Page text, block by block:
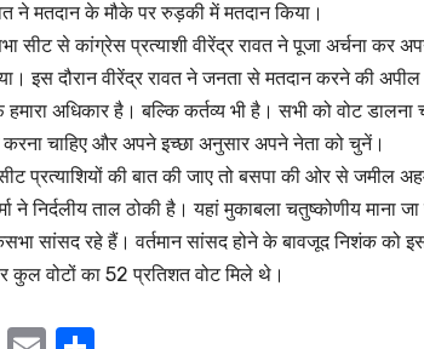
ने मतदान के मौके पर रुड़की में मतदान किया।
सीट से कांग्रेस प्रत्याशी वीरेंद्र रावत ने पूजा अर्चना
इस दौरान वीरेंद्र रावत ने जनता से मतदान करने की
हमारा अधिकार है। बल्कि कर्तव्य भी है। सभी को वोट
करना चाहिए और अपने इच्छा अनुसार अपने नेता को चुनें।
प्रत्याशियों की बात की जाए तो बसपा की ओर से जमील
ने निर्दलीय ताल ठोकी है। यहां मुकाबला चतुष्कोणीय
सांसद रहे हैं। वर्तमान सांसद होने के बावजूद निशंक को
पर कुल वोटों का 52 प्रतिशत वोट मिले थे।